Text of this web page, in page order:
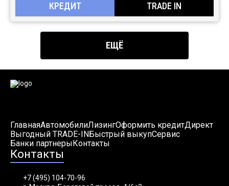
КРЕДИТ TRADE IN
ЕЩЁ
ГлавнаяАвтомобилиЛизингОформить кредитДирект
Выгодный TRADE-INБыстрый выкупСервис
Банки партнерыКонтакты
Контакты
+7 (495) 104-70-96